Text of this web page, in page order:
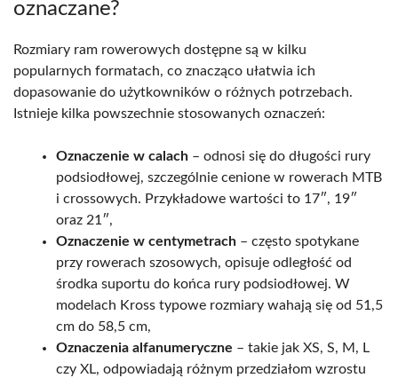
oznaczane?
Rozmiary ram rowerowych dostępne są w kilku
popularnych formatach, co znacząco ułatwia ich
dopasowanie do użytkowników o różnych potrzebach.
Istnieje kilka powszechnie stosowanych oznaczeń:
Oznaczenie w calach – odnosi się do długości rury
podsiodłowej, szczególnie cenione w rowerach MTB
i crossowych. Przykładowe wartości to 17″, 19″
oraz 21″,
Oznaczenie w centymetrach – często spotykane
przy rowerach szosowych, opisuje odległość od
środka suportu do końca rury podsiodłowej. W
modelach Kross typowe rozmiary wahają się od 51,5
cm do 58,5 cm,
Oznaczenia alfanumeryczne – takie jak XS, S, M, L
czy XL, odpowiadają różnym przedziałom wzrostu